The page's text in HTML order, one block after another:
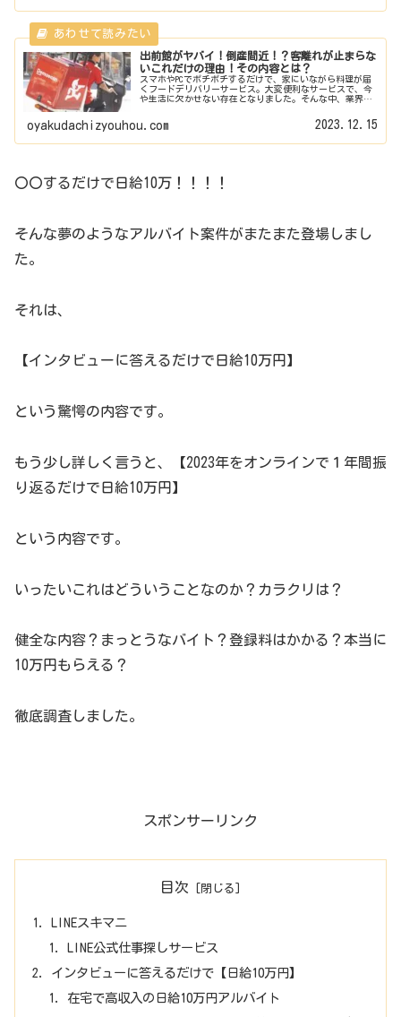
出前館がヤバイ！倒産間近！？客離れが止まらな
いこれだけの理由！その内容とは？
スマホやPCでポチポチするだけで、家にいながら料理が届
くフードデリバリーサービス。大変便利なサービスで、今
や生活に欠かせない存在となりました。そんな中、業界大
oyakudachizyouhou.com 2023.12.15
〇〇するだけで日給10万！！！！
そんな夢のようなアルバイト案件がまたまた登場しまし
た。
それは、
【インタビューに答えるだけで日給10万円】
という驚愕の内容です。
もう少し詳しく言うと、【2023年をオンラインで１年間振
り返るだけで日給10万円】
という内容です。
いったいこれはどういうことなのか？カラクリは？
健全な内容？まっとうなバイト？登録料はかかる？本当に
10万円もらえる？
徹底調査しました。
スポンサーリンク
目次
LINEスキマニ
LINE公式仕事探しサービス
インタビューに答えるだけで【日給10万円】
在宅で高収入の日給10万円アルバイト